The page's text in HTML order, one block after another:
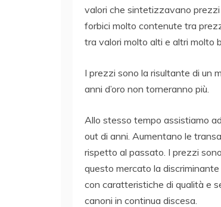
valori che sintetizzavano
forbici molto contenute tra
tra valori molto alti e altri molto
I prezzi sono la risultante di un
anni d’oro non torneranno più.
Allo stesso tempo assistiamo
out di anni. Aumentano le
rispetto al passato. I prezzi
questo mercato la
con caratteristiche di qualità e
canoni in continua discesa.